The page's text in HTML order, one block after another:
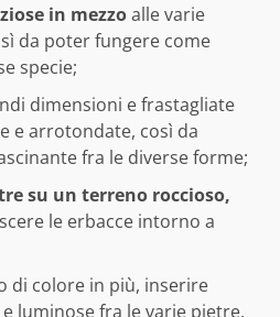
in mezzoalle varie
da poter fungere come
specie;
dimensioni e frastagliate
e arrotondate, così da
fra le diverse forme;
su un terreno roccioso,
le erbacce intorno a
di colore in più, inserire
e luminose fra le varie pietre.